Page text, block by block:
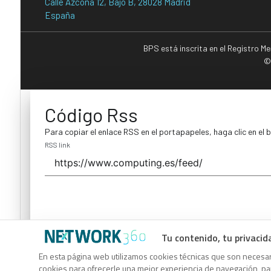
Tu contenido, tu
En esta página web utilizamos cookies técnicas que son
cookies para ofrecerle una mejor experiencia de navegación,
España
BPS está inscrita en el Registro
©
Código Rss
Para copiar el enlace RSS en el portapapeles, haga clic en el
RSS link
Código Rss